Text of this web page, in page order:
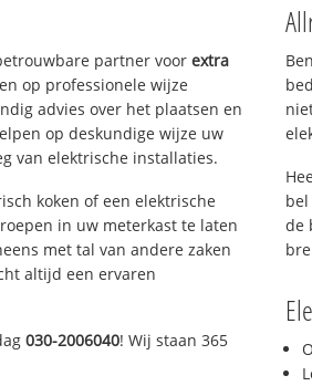
partner voorextra
op professionele wijze
advies over het plaatsen en
op deskundige wijze uw
van elektrische installaties.
koken of een elektrische
in uw meterkast te laten
met tal van andere zaken
altijd een ervaren
030-2006040! Wij staan 365
de